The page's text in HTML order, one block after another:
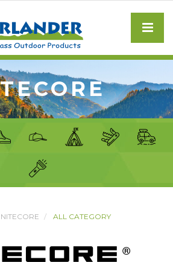
NITECORE ALL CATEGORY